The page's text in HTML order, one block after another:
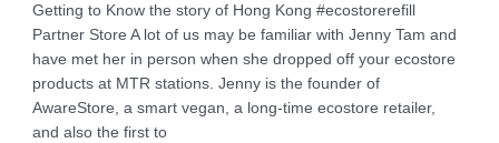
Getting to Know the story of Hong Kong #ecostorerefill
Partner Store A lot of us may be familiar with Jenny Tam and
have met her in person when she dropped off your ecostore
products at MTR stations. Jenny is the founder of
AwareStore, a smart vegan, a long-time ecostore retailer,
and also the first to